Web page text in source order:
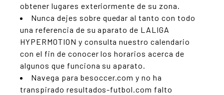
obtener lugares exteriormente de su zona.
Nunca dejes sobre quedar al tanto con todo
una referencia de su aparato de LALIGA
HYPERMOTION y consulta nuestro calendario
con el fin de conocer los horarios acerca de
algunos que funciona su aparato.
Navega para besoccer.com y no ha
transpirado resultados-futbol.com falto